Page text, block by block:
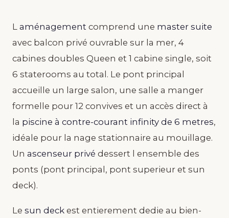
L aménagement comprend une master suite
avec balcon privé ouvrable sur la mer, 4
cabines doubles Queen et 1 cabine single, soit
6 staterooms au total. Le pont principal
accueille un large salon, une salle a manger
formelle pour 12 convives et un accès direct à
la piscine à contre-courant infinity de 6 metres,
idéale pour la nage stationnaire au mouillage.
Un ascenseur privé dessert l ensemble des
ponts (pont principal, pont superieur et sun
deck).
Le sun deck est entierement dedie au bien-